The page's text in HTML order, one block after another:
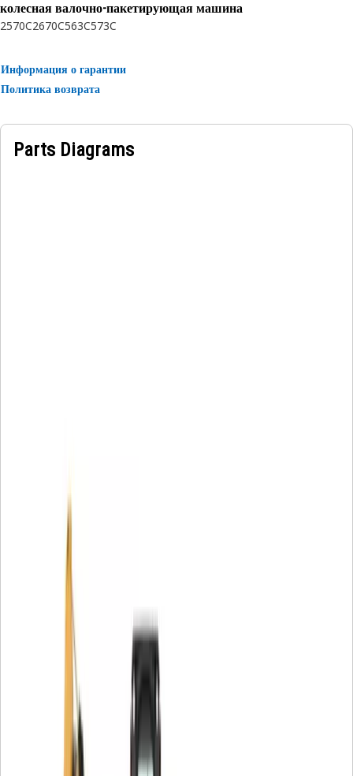
колесная валочно-пакетирующая машина
2570C2670C563C573C
Информация о гарантии
Политика возврата
Parts Diagrams